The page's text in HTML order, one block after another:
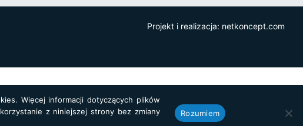
Projekt i realizacja: netkoncept.com
Więcej informacji dotyczących plików
z niniejszej strony bez zmiany
Rozumiem